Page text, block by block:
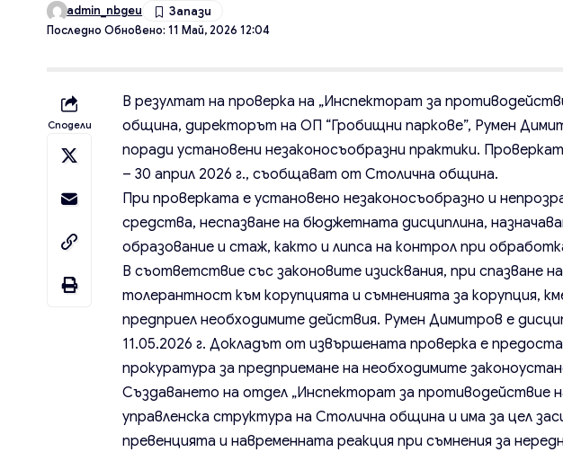
Последно Обновено: 11 Май, 2026 12:04
admin_nbgeu
Сподели
В резултат на проверка на „Инспекторат за
община, директорът на ОП “Гробищни паркове”, Румен
поради установени незаконосъобразни практики.
– 30 април 2026 г., съобщават от Столична община.
При проверката е установено незаконосъобразно и
средства, неспазване на бюджетната дисциплина,
образование и стаж, както и липса на контрол при
В съответствие със законовите изисквания, при спазване
толерантност към корупцията и съмненията за корупция,
предприел необходимите действия. Румен Димитров е
11.05.2026 г. Докладът от извършената проверка е
прокуратура за предприемане на необходимите
Създаването на отдел „Инспекторат за противодействие
управленска структура на Столична община и има за цел
превенцията и навременната реакция при съмнения за